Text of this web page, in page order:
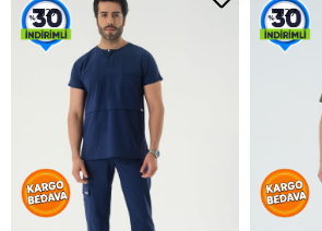
%27 %27